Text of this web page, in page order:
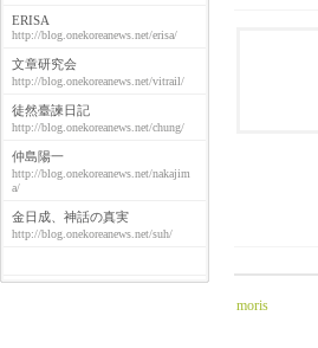
ERISA
http://blog.onekoreanews.net/erisa/
文章研究会
http://blog.onekoreanews.net/vitrail/
徒然臺諫日記
http://blog.onekoreanews.net/chung/
仲島陽一
http://blog.onekoreanews.net/nakajim
a/
金日成、神話の真実
http://blog.onekoreanews.net/suh/
moris